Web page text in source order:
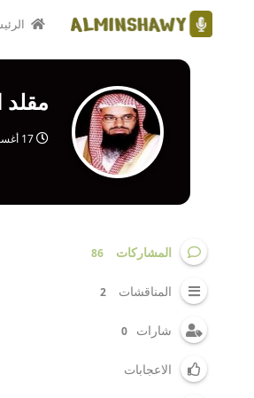
مقلد
17 أغسطس 2011
المشاركات 86
المناقشات 2
شارات 0
الاعجابات